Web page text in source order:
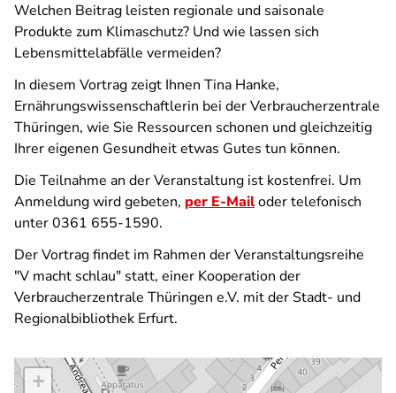
Welchen Beitrag leisten regionale und saisonale
Produkte zum Klimaschutz? Und wie lassen sich
Lebensmittelabfälle vermeiden?
In diesem Vortrag zeigt Ihnen Tina Hanke,
Ernährungswissenschaftlerin bei der Verbraucherzentrale
Thüringen, wie Sie Ressourcen schonen und gleichzeitig
Ihrer eigenen Gesundheit etwas Gutes tun können.
Die Teilnahme an der Veranstaltung ist kostenfrei. Um
Anmeldung wird gebeten, per E-Mailoder telefonisch
unter 0361 655-1590.
Der Vortrag findet im Rahmen der Veranstaltungsreihe
"V macht schlau" statt, einer Kooperation der
Verbraucherzentrale Thüringen e.V. mit der Stadt- und
Regionalbibliothek Erfurt.
+